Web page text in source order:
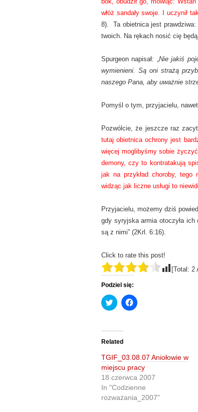
włóż sandały swoje. I uczynił
8). Ta obietnica jest prawdziwa:
twoich. Na rękach nosić cię
Spurgeon napisał: „Nie jakiś
wymienieni. Są oni strażą
naszego Pana, aby uważnie
Pomyśl o tym, przyjacielu,
Pozwólcie, że jeszcze raz
tutaj obietnica ochrony jest
więcej moglibyśmy sobie
demony, czy to kontratakują
jak na przykład choroby,
widząc jak liczne usługi to
Przyjacielu, możemy dziś
gdy syryjska armia otoczyła
są z nimi” (2Krl. 6:16).
Click to rate this post!
[Total: 2
Podziel się:
C
l
t
o
s
h
a
r
e
o
n
T
w
C
l
h
a
r
e
o
n
F
a
Related
TGIF_03.08.07 Aniołowie w
miejscu pracy
18 czerwca 2007
In "Codzienne
rozważania_2007"